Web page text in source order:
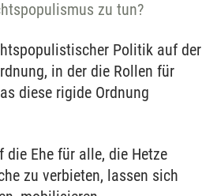
zu tun?
Politik auf der
in der die Rollen für
diese rigide Ordnung
Ehe für alle, die Hetze
zu verbieten, lassen sich